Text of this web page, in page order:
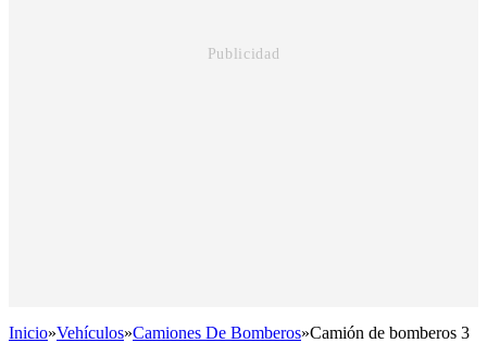
Inicio»Vehículos»Camiones De Bomberos»Camión de bomberos 3